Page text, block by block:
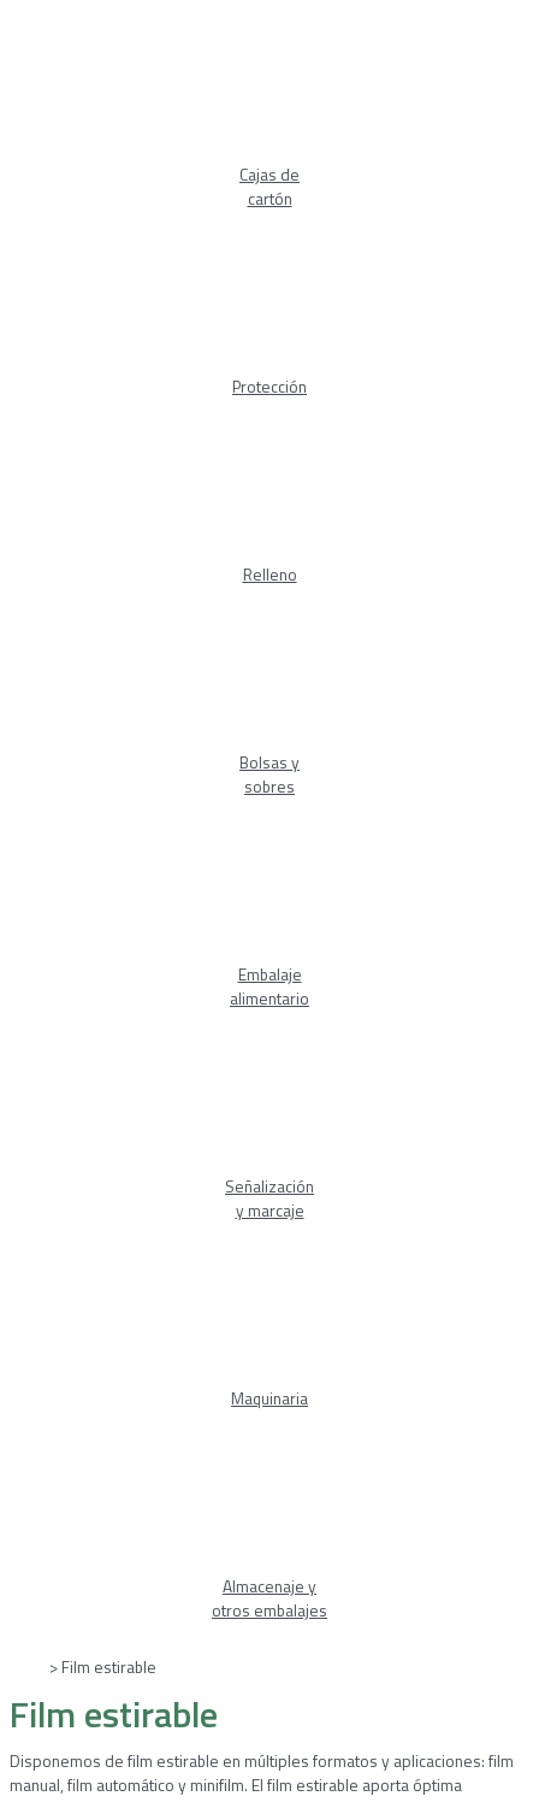
Cajas de
cartón
Protección
Relleno
Bolsas y
sobres
Embalaje
alimentario
Señalización
y marcaje
Maquinaria
Almacenaje y
otros embalajes
> Film estirable
Film estirable
Disponemos de film estirable en múltiples formatos y aplicaciones: film
manual, film automático y minifilm. El film estirable aporta óptima